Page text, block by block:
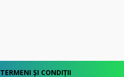
TERMENI ȘI CONDIȚII